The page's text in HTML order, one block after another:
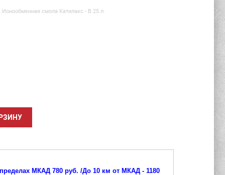
Ионообменная смола Катилакс - В 25 л.
МКАД 780 руб. /До 10 км от МКАД - 1180